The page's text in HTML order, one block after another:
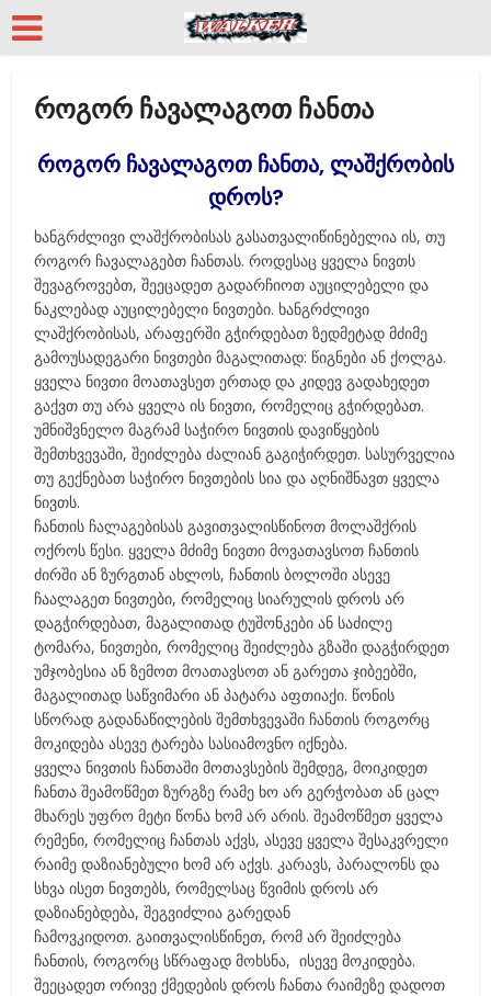
როგორ ჩავალაგოთ ჩანთა
როგორ ჩავალაგოთ ჩანთა, ლაშქრობის
დროს?
ხანგრძლივი ლაშქრობისას გასათვალიწინებელია ის, თუ
როგორ ჩავალაგებთ ჩანთას. როდესაც ყველა ნივთს
შევაგროვებთ, შეეცადეთ გადარჩიოთ აუცილებელი და
ნაკლებად აუცილებელი ნივთები. ხანგრძლივი
ლაშქრობისას, არაფერში გჭირდებათ ზედმეტად მძიმე
გამოუსადეგარი ნივთები მაგალითად: წიგნები ან ქოლგა.
ყველა ნივთი მოათავსეთ ერთად და კიდევ გადახედეთ
გაქვთ თუ არა ყველა ის ნივთი, რომელიც გჭირდებათ.
უმნიშვნელო მაგრამ საჭირო ნივთის დავიწყების
შემთხვევაში, შეიძლება ძალიან გაგიჭირდეთ. სასურველია
თუ გექნებათ საჭირო ნივთების სია და აღნიშნავთ ყველა
ნივთს.
ჩანთის ჩალაგებისას გავითვალისწინოთ მოლაშქრის
ოქროს წესი. ყველა მძიმე ნივთი მოვათავსოთ ჩანთის
ძირში ან ზურგთან ახლოს, ჩანთის ბოლოში ასევე
ჩაალაგეთ ნივთები, რომელიც სიარულის დროს არ
დაგჭირდებათ, მაგალითად ტუშონკები ან საძილე
ტომარა, ნივთები, რომელიც შეიძლება გზაში დაგჭირდეთ
უმჯობესია ან ზემოთ მოათავსოთ ან გარეთა ჯიბეებში,
მაგალითად საწვიმარი ან პატარა აფთიაქი. წონის
სწორად გადანაწილების შემთხვევაში ჩანთის როგორც
მოკიდება ასევე ტარება სასიამოვნო იქნება.
ყველა ნივთის ჩანთაში მოთავსების შემდეგ, მოიკიდეთ
ჩანთა შეამოწმეთ ზურგზე რამე ხო არ გერჭობათ ან ცალ
მხარეს უფრო მეტი წონა ხომ არ არის. შეამოწმეთ ყველა
რემენი, რომელიც ჩანთას აქვს, ასევე ყველა შესაკვრელი
რაიმე დაზიანებული ხომ არ აქვს. კარავს, პარალონს და
სხვა ისეთ ნივთებს, რომელსაც წვიმის დროს არ
დაზიანებდება, შეგვიძლია გარედან
ჩამოვკიდოთ. გაითვალისწინეთ, რომ არ შეიძლება
ჩანთის, როგორც სწრაფად მოხსნა, ისევე მოკიდება.
შეეცადეთ ორივე ქმედების დროს ჩანთა რაიმეზე დადოთ